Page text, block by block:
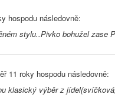
hospodu následovně:
stylu..Pivko bohužel zase
11 roky hospodu následovně:
klasický výběr z